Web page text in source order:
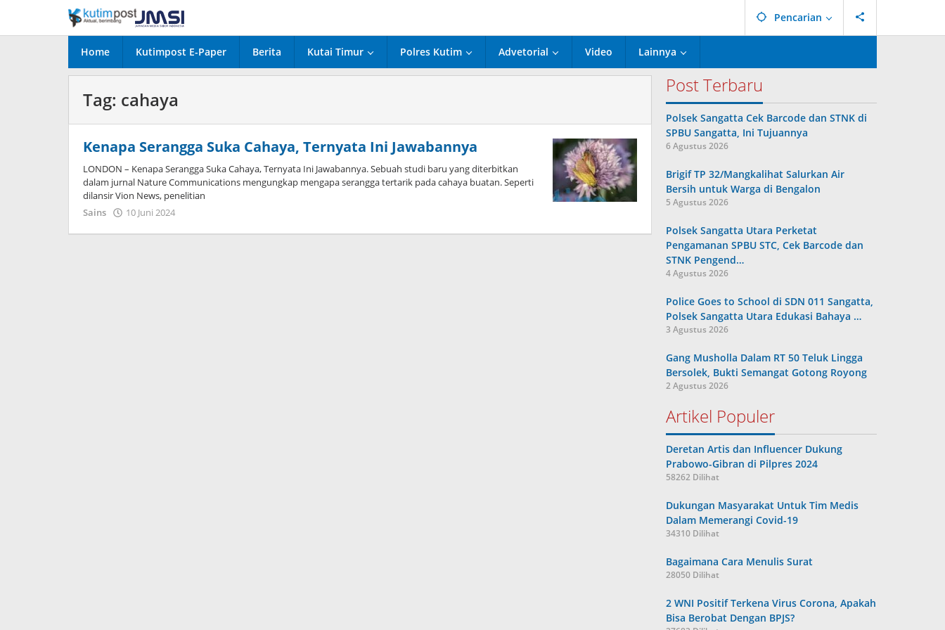
konten
Pencarian
Home Kutimpost E-Paper Berita Kutai Timur Polres Kutim Advetorial Video Lainnya
Tag: cahaya
Kenapa Serangga Suka Cahaya, Ternyata Ini Jawabannya
LONDON – Kenapa Serangga Suka Cahaya, Ternyata Ini Jawabannya. Sebuah studi baru yang diterbitkan
dalam jurnal Nature Communications mengungkap mengapa serangga tertarik pada cahaya buatan. Seperti
dilansir Vion News, penelitian
Sains
10 Juni 2024
Dua
Post Terbaru
Polsek Sangatta Cek Barcode dan STNK di
SPBU Sangatta, Ini Tujuannya
6 Agustus 2026
Brigif TP 32/Mangkalihat Salurkan Air
Bersih untuk Warga di Bengalon
5 Agustus 2026
Polsek Sangatta Utara Perketat
Pengamanan SPBU STC, Cek Barcode dan
STNK Pengend…
4 Agustus 2026
Police Goes to School di SDN 011 Sangatta,
Polsek Sangatta Utara Edukasi Bahaya …
3 Agustus 2026
Gang Musholla Dalam RT 50 Teluk Lingga
Bersolek, Bukti Semangat Gotong Royong
2 Agustus 2026
Artikel Populer
Deretan Artis dan Influencer Dukung
Prabowo-Gibran di Pilpres 2024
58262 Dilihat
Dukungan Masyarakat Untuk Tim Medis
Dalam Memerangi Covid-19
34310 Dilihat
Bagaimana Cara Menulis Surat
28050 Dilihat
2 WNI Positif Terkena Virus Corona, Apakah
Bisa Berobat Dengan BPJS?